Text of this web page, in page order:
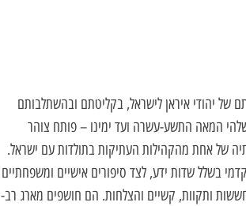
של יהודי איראן לישראל, בקליטתם ובהשתלבותם
המאה התשע-עשרה ועד ימינו – פותח צוהר
של אחת מהקהילות העתיקות בתולדות עם ישראל.
בשלל שדות ידע, לצד סיפורים אישיים ומשפחתיים
ותקוות, קשיים והצלחות. הם חושפים מארג רב-